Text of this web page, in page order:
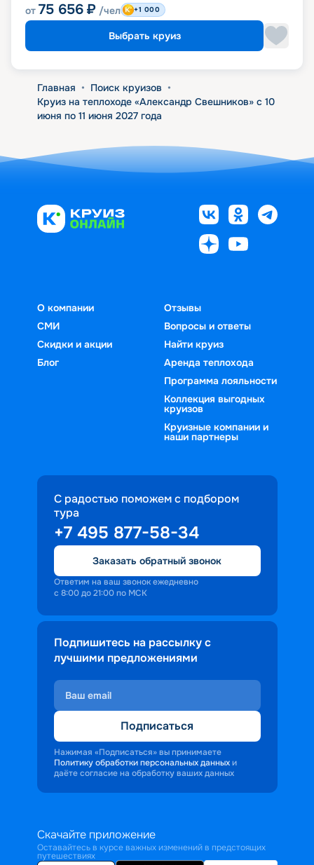
от 75 656 ₽ /чел +1 000
Выбрать круиз
Главная • Поиск круизов •
Круиз на теплоходе «Александр Свешников» с 10
июня по 11 июня 2027 года
О компании
СМИ
Скидки и акции
Блог
Отзывы
Вопросы и ответы
Найти круиз
Аренда теплохода
Программа лояльности
Коллекция выгодных
круизов
Круизные компании и
наши партнеры
С радостью поможем с подбором
тура
+7 495 877-58-34
Заказать обратный звонок
Ответим на ваш звонок ежедневно
с 8:00 до 21:00 по МСК
Подпишитесь на рассылку с
лучшими предложениями
Подписаться
Нажимая «Подписаться» вы принимаете
Политику обработки персональных данных и
даёте согласие на обработку ваших данных
Скачайте приложение
Оставайтесь в курсе важных изменений в предстоящих
путешествиях